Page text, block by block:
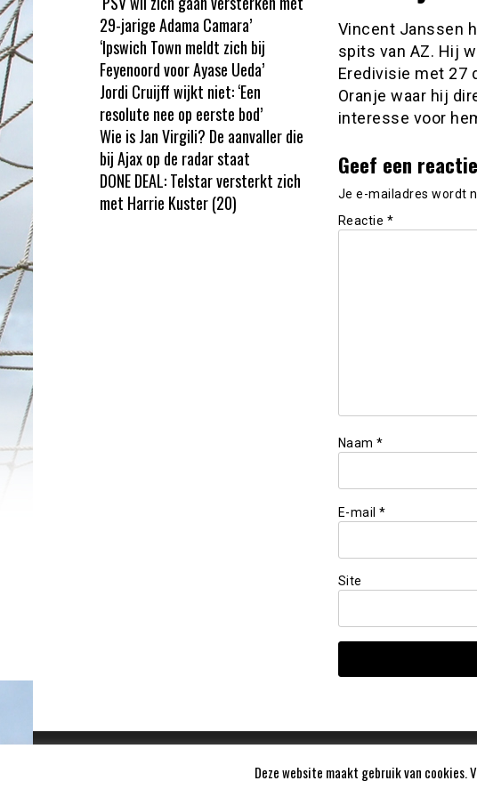
Vincent Janssen
spits van AZ. Hij
Eredivisie met 27
Oranje waar hij
interesse voor
Geef een reactie
Je e-mailadres wordt
Reactie *
Naam *
E-mail *
Site
29-jarige Adama Camara’
‘Ipswich Town meldt zich bij
Feyenoord voor Ayase Ueda’
Jordi Cruijff wijkt niet: ‘Een
resolute nee op eerste bod’
Wie is Jan Virgili? De aanvaller die
bij Ajax op de radar staat
DONE DEAL: Telstar versterkt zich
met Harrie Kuster (20)
Deze website maakt gebruik van